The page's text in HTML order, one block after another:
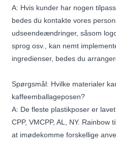
A: Hvis kunder har nogen
bedes du kontakte vores
udseendeændringer, såsom
sprog osv., kan nemt
ingredienser, bedes du
Spørgsmål: Hvilke materialer
kaffeemballageposen?
A: De fleste plastikposer er
CPP, VMCPP, AL, NY.
at imødekomme forskellige